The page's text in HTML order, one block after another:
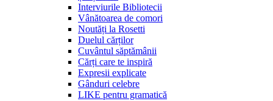
Interviurile Bibliotecii
Vânătoarea de comori
Noutăți la Rosetti
Duelul cărților
Cuvântul săptămânii
Cărți care te inspiră
Expresii explicate
Gânduri celebre
LIKE pentru gramatică